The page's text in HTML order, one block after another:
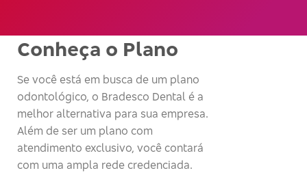
Conheça o Plano
Se você está em busca de um plano
odontológico, o Bradesco Dental é a
melhor alternativa para sua empresa.
Além de ser um plano com
atendimento exclusivo, você contará
com uma ampla rede credenciada.